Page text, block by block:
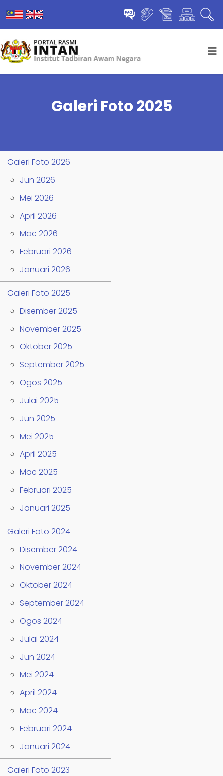
Galeri Foto 2025
Galeri Foto 2026
Jun 2026
Mei 2026
April 2026
Mac 2026
Februari 2026
Januari 2026
Galeri Foto 2025
Disember 2025
November 2025
Oktober 2025
September 2025
Ogos 2025
Julai 2025
Jun 2025
Mei 2025
April 2025
Mac 2025
Februari 2025
Januari 2025
Galeri Foto 2024
Disember 2024
November 2024
Oktober 2024
September 2024
Ogos 2024
Julai 2024
Jun 2024
Mei 2024
April 2024
Mac 2024
Februari 2024
Januari 2024
Galeri Foto 2023